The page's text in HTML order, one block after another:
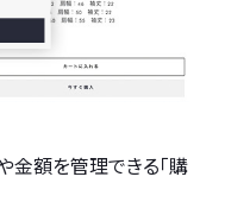
金額を管理できる「購